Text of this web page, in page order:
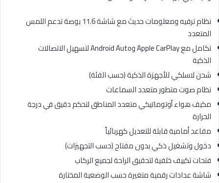
نظام ترفيه ومعلومات حديث مع شاشة 11.6 بوصة تدعم اللمس
المتعدد
تكامل مع Apple CarPlay وAndroid Auto لتسهيل الاتصالات
الذكية
شحن لاسلكي للأجهزة الذكية (حسب الفئة)
نظام صوت متطور متعدد السماعات
مكيف هواء أوتوماتيكي متعدد المناطق لتحكم دقيق في درجة
الحرارة
مقاعد أمامية قابلة للتعديل كهربائياً
دخول وتشغيل ذكي بدون مفتاح (حسب التجهيزات)
فتحات تكييف خلفية لتحقيق الراحة لجميع الركاب
شاشة عدادات رقمية متغيرة حسب الوضعية المختارة